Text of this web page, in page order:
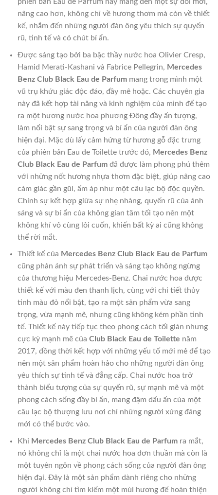
nâng cao hơn, không chỉ về hương thơm mà còn về thiết
kế, nhắm đến những người đàn ông yêu thích sự quyến
rũ, tinh tế và có chút bí ẩn.
Được sáng tạo bởi ba bậc thầy nước hoa Olivier Cresp,
Hamid Merati-Kashani và Fabrice Pellegrin, Mercedes
Benz Club Black Eau de Parfummang trong mình một
vũ trụ khứu giác độc đáo, đầy mê hoặc. Các chuyên gia
này đã kết hợp tài năng và kinh nghiệm của mình để tạo
ra một hương nước hoa phương Đông đầy ấn tượng,
làm nổi bật sự sang trọng và bí ẩn của người đàn ông
hiện đại. Mặc dù lấy cảm hứng từ hương gỗ đặc trưng
của phiên bản Eau de Toilette trước đó, Mercedes Benz
Club Black Eau de Parfumđã được làm phong phú thêm
với những nốt hương nhựa thơm đặc biệt, giúp nâng cao
cảm giác gần gũi, ấm áp như một câu lạc bộ độc quyền.
Chính sự kết hợp giữa sự nhẹ nhàng, quyến rũ của ánh
sáng và sự bí ẩn của không gian tăm tối tạo nên một
không khí vô cùng lôi cuốn, khiến bất kỳ ai cũng không
thể rời mắt.
Thiết kế của Mercedes Benz Club Black Eau de Parfum
cũng phản ánh sự phát triển và sáng tạo không ngừng
của thương hiệu Mercedes-Benz. Chai nước hoa được
thiết kế với màu đen thanh lịch, cùng với chi tiết thủy
tinh màu đỏ nổi bật, tạo ra một sản phẩm vừa sang
trọng, vừa mạnh mẽ, nhưng cũng không kém phần tinh
tế. Thiết kế này tiếp tục theo phong cách tối giản nhưng
cực kỳ mạnh mẽ của Club Black Eau de Toilette năm
2017, đồng thời kết hợp với những yếu tố mới mẻ để tạo
nên một sản phẩm hoàn hảo cho những người đàn ông
yêu thích sự tinh tế và đẳng cấp. Chai nước hoa trở
thành biểu tượng của sự quyến rũ, sự mạnh mẽ và một
phong cách sống đầy bí ẩn, mang đậm dấu ấn của một
câu lạc bộ thượng lưu nơi chỉ những người xứng đáng
mới có thể bước vào.
Khi Mercedes Benz Club Black Eau de Parfumra mắt,
nó không chỉ là một chai nước hoa đơn thuần mà còn là
một tuyên ngôn về phong cách sống của người đàn ông
hiện đại. Đây là một sản phẩm dành riêng cho những
người không chỉ tìm kiếm một mùi hương để hoàn thiện